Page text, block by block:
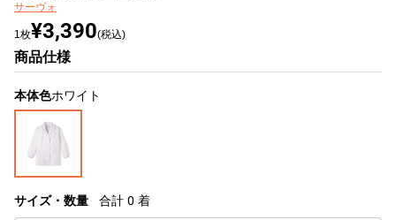
サーヴォ
1枚¥3,390(税込)
商品仕様
本体色ホワイト
サイズ・数量 合計 0 着